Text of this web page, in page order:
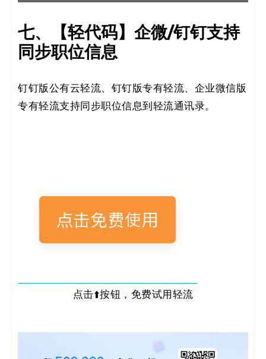
七、【轻代码】企微/钉钉支持
同步职位信息
钉钉版公有云轻流、钉钉版专有轻流、企业微信版
专有轻流支持同步职位信息到轻流通讯录。
点击⬆️按钮，免费试用轻流